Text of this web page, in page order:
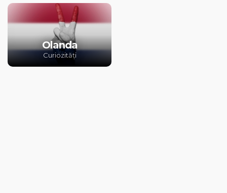
Olanda
Curiozități